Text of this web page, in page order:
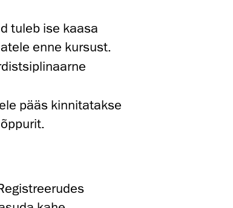
tuleb ise kaasa
enne kursust.
pääs kinnitatakse